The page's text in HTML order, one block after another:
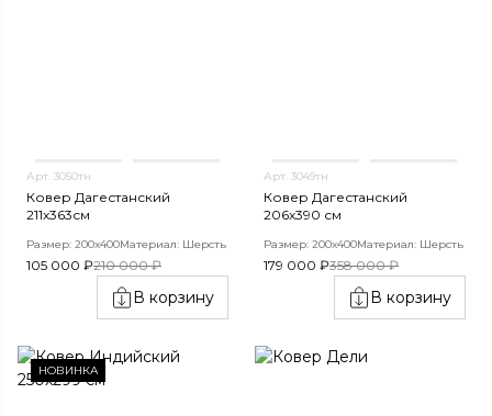
Арт. 3050тн
Ковер Дагестанский
211x363см
Размер: 200х400Материал: Шерсть
105 000 ₽210 000 ₽
В корзину
Арт. 3049тн
Ковер Дагестанский
206x390 см
Размер: 200х400Материал: Шерсть
179 000 ₽358 000 ₽
В корзину
НОВИНКА